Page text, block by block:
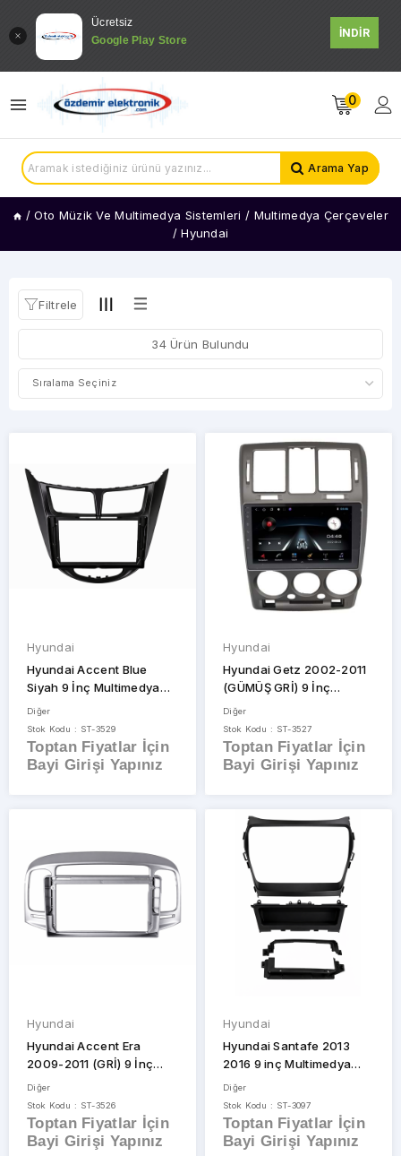
Ücretsiz
Google Play Store
İNDİR
0
Arama Yap
/ Oto Müzik Ve Multimedya Sistemleri / Multimedya Çerçeveler
/ Hyundai
KATEGORİLER
Chrysler
Üniversal
Çerçeveler
Alfa
Romeo
Dacia
Daıhatsu
Ford
Jeep
Kia
Mazda
Mercedes
Mitsubishi
Peugeot
Renault
Seat
Skoda
Suzuki
Subaru
Toyota
MARKALAR
Diğer
FOR-
STOK
DURUMU
Sadece
Stoktakiler
Filtrele
34 Ürün Bulundu
Hyundai
Hyundai Accent Blue
Siyah 9 İnç Multimedya
Çerçeve
Diğer
Stok Kodu : ST-3529
Toptan Fiyatlar İçin
Bayi Girişi Yapınız
Hyundai
Hyundai Getz 2002-2011
(GÜMÜŞ GRİ) 9 İnç
Multimedya Çerçeve
Diğer
Stok Kodu : ST-3527
Toptan Fiyatlar İçin
Bayi Girişi Yapınız
Hyundai
Hyundai Accent Era
2009-2011 (GRİ) 9 İnç
Oem Multimedya Teyp
Çerçevesi
Diğer
Stok Kodu : ST-3526
Toptan Fiyatlar İçin
Bayi Girişi Yapınız
Hyundai
Hyundai Santafe 2013
2016 9 inç Multimedya
Çerçeve
Diğer
Stok Kodu : ST-3097
Toptan Fiyatlar İçin
Bayi Girişi Yapınız